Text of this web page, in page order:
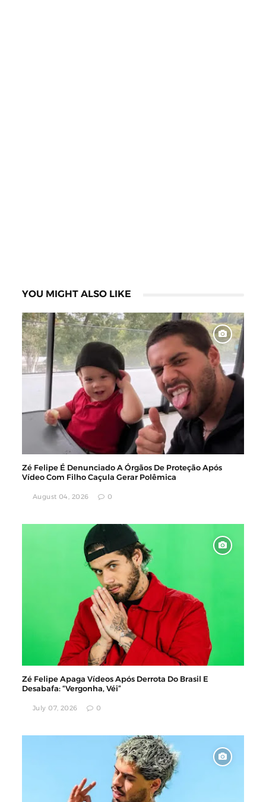
YOU MIGHT ALSO LIKE
Zé Felipe É Denunciado A Órgãos De Proteção Após
Vídeo Com Filho Caçula Gerar Polêmica
August 04, 2026 0
Zé Felipe Apaga Vídeos Após Derrota Do Brasil E
Desabafa: “Vergonha, Véi”
July 07, 2026 0